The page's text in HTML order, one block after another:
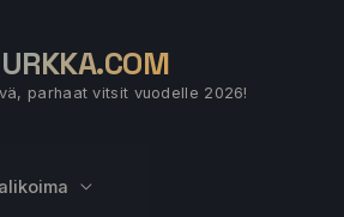
parhaat vitsit vuodelle 2026!